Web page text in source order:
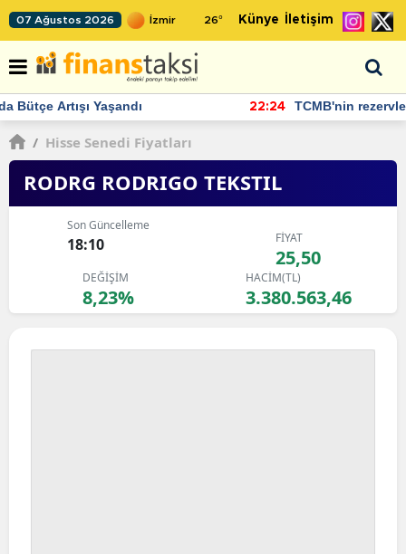
07 Ağustos 2026 26° Künye İletişim
22:24 TCMB'nin rezervlerinde artan momentum devam ediyor
/ Hisse Senedi Fiyatları
RODRG RODRIGO TEKSTIL
Son Güncelleme
18:10 FİYAT
25,50
DEĞİŞİM
8,23%
HACİM(TL)
3.380.563,46